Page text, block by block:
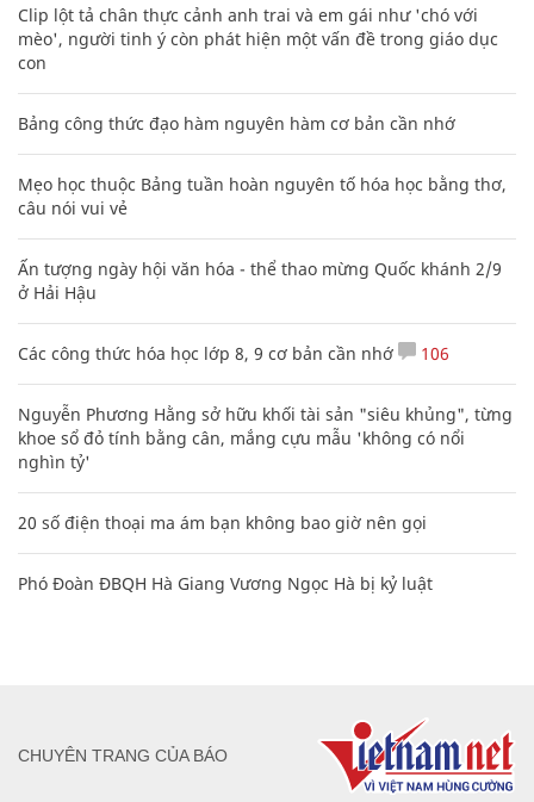
Clip lột tả chân thực cảnh anh trai và em gái như 'chó với
mèo', người tinh ý còn phát hiện một vấn đề trong giáo dục
con
Bảng công thức đạo hàm nguyên hàm cơ bản cần nhớ
Mẹo học thuộc Bảng tuần hoàn nguyên tố hóa học bằng thơ,
câu nói vui vẻ
Ấn tượng ngày hội văn hóa - thể thao mừng Quốc khánh 2/9
ở Hải Hậu
Các công thức hóa học lớp 8, 9 cơ bản cần nhớ 106
Nguyễn Phương Hằng sở hữu khối tài sản "siêu khủng", từng
khoe sổ đỏ tính bằng cân, mắng cựu mẫu 'không có nổi
nghìn tỷ'
20 số điện thoại ma ám bạn không bao giờ nên gọi
Phó Đoàn ĐBQH Hà Giang Vương Ngọc Hà bị kỷ luật
CHUYÊN TRANG CỦA BÁO